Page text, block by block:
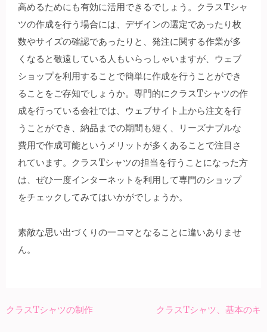
高めるためにも有効に活用できるでしょう。クラスTシャ
ツの作成を行う場合には、デザインの選定であったり枚
数やサイズの確認であったりと、発注に関する作業が多
くなると敬遠している人もいらっしゃいますが、ウェブ
ショップを利用することで簡単に作成を行うことができ
ることをご存知でしょうか。専門的にクラスTシャツの作
成を行っている会社では、ウェブサイト上から注文を行
うことができ、納品までの期間も短く、リーズナブルな
費用で作成可能というメリットが多くあることで注目さ
れています。クラスTシャツの担当を行うことになった方
は、ぜひ一度インターネットを利用して専門のショップ
をチェックしてみてはいかがでしょうか。
素敵な思い出づくりの一コマとなることに違いありませ
ん。
クラスTシャツの制作 クラスTシャツ、基本のキ